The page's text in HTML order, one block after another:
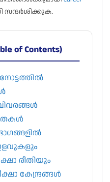
സന്ദർശിക്കുക.
of Contents)
രീതിയും
കേന്ദ്രങ്ങൾ